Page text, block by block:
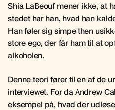
Shia LaBeouf mener ikke, at
stedet har han, hvad han
Han føler sig simpelthen
store ego, der får ham til at
alkoholen.
Denne teori fører til en af de
interviewet. For da Andrew
eksempel på, hvad der